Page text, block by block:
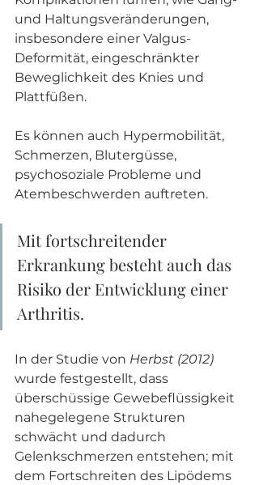
und Haltungsveränderungen,
insbesondere einer Valgus-
Deformität, eingeschränkter
Beweglichkeit des Knies und
Plattfüßen.
Es können auch Hypermobilität,
Schmerzen, Blutergüsse,
psychosoziale Probleme und
Atembeschwerden auftreten.
Mit fortschreitender
Erkrankung besteht auch das
Risiko der Entwicklung einer
Arthritis.
In der Studie von Herbst (2012)
wurde festgestellt, dass
überschüssige Gewebeflüssigkeit
nahegelegene Strukturen
schwächt und dadurch
Gelenkschmerzen entstehen; mit
dem Fortschreiten des Lipödems